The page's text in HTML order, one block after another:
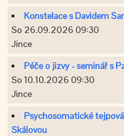
Konstelace s Davidem
So 26.09.2026 09:30
Jince
Péče o jizvy - seminář s
So 10.10.2026 09:30
Jince
Psychosomatické
Skálovou